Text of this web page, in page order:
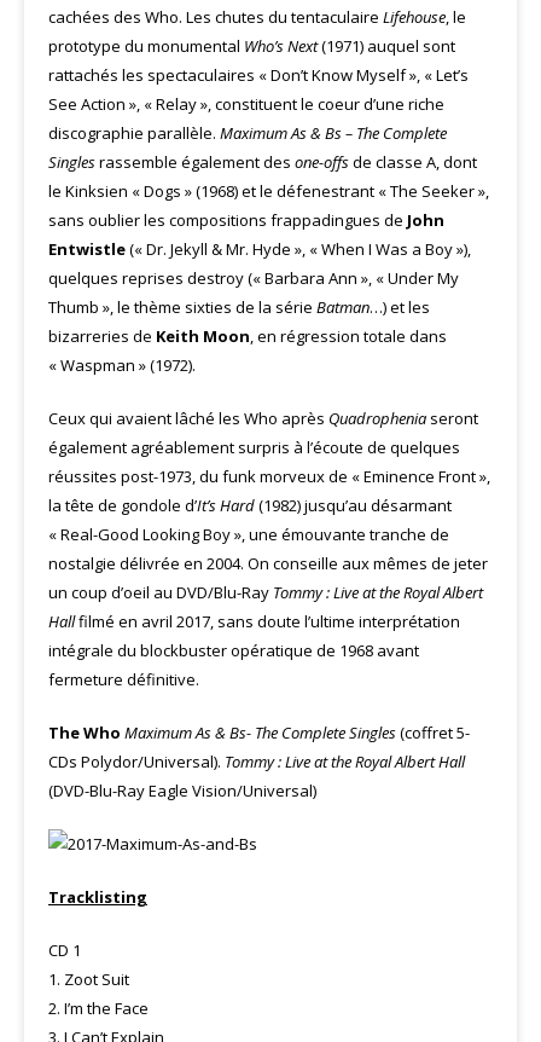
cachées des Who. Les chutes du tentaculaire Lifehouse, le
prototype du monumental Who’s Next(1971) auquel sont
rattachés les spectaculaires « Don’t Know Myself », « Let’s
See Action », « Relay », constituent le coeur d’une riche
discographie parallèle. Maximum As & Bs – The Complete
Singlesrassemble également des one-offsde classe A, dont
le Kinksien « Dogs » (1968) et le défenestrant « The Seeker »,
sans oublier les compositions frappadingues de John
Entwistle(« Dr. Jekyll & Mr. Hyde », « When I Was a Boy »),
quelques reprises destroy (« Barbara Ann », « Under My
Thumb », le thème sixties de la série Batman…) et les
bizarreries de Keith Moon, en régression totale dans
« Waspman » (1972).
Ceux qui avaient lâché les Who après Quadrophenia seront
également agréablement surpris à l’écoute de quelques
réussites post-1973, du funk morveux de « Eminence Front »,
la tête de gondole d’It’s Hard(1982) jusqu’au désarmant
« Real-Good Looking Boy », une émouvante tranche de
nostalgie délivrée en 2004. On conseille aux mêmes de jeter
un coup d’oeil au DVD/Blu-Ray Tommy : Live at the Royal Albert
Hallfilmé en avril 2017, sans doute l’ultime interprétation
intégrale du blockbuster opératique de 1968 avant
fermeture définitive.
The Who Maximum As & Bs- The Complete Singles(coffret 5-
CDs Polydor/Universal). Tommy : Live at the Royal Albert Hall
(DVD-Blu-Ray Eagle Vision/Universal)
Tracklisting
CD 1
1. Zoot Suit
2. I’m the Face
3. I Can’t Explain